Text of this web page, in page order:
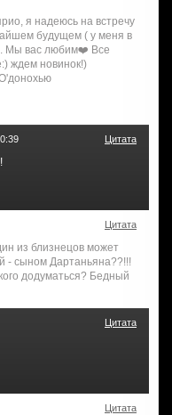
я надеюсь на встречу
будущем ( у меня в
Мы вас любим❤️ Все
ждем новинок!)
Цитата
Цитата
из близнецов может
- сыном Дартаньяна??!!!
додуматься? Бедный
Цитата
Цитата